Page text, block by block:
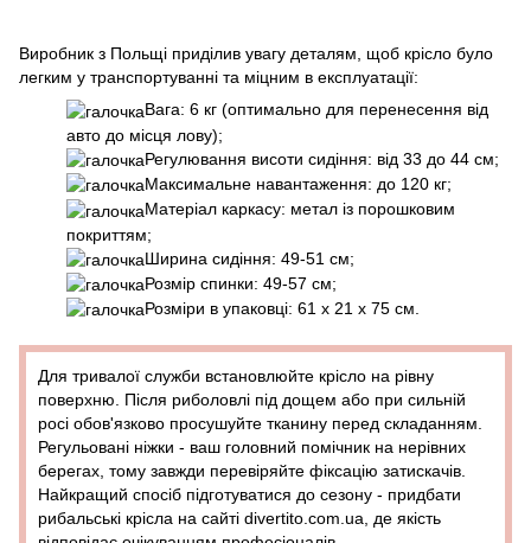
Виробник з Польщі приділив увагу деталям, щоб крісло було
легким у транспортуванні та міцним в експлуатації:
Вага: 6 кг (оптимально для перенесення від
авто до місця лову);
Регулювання висоти сидіння: від 33 до 44 см;
Максимальне навантаження: до 120 кг;
Матеріал каркасу: метал із порошковим
покриттям;
Ширина сидіння: 49-51 см;
Розмір спинки: 49-57 см;
Розміри в упаковці: 61 х 21 х 75 см.
Для тривалої служби встановлюйте крісло на рівну
поверхню. Після риболовлі під дощем або при сильній
росі обов'язково просушуйте тканину перед складанням.
Регульовані ніжки - ваш головний помічник на нерівних
берегах, тому завжди перевіряйте фіксацію затискачів.
Найкращий спосіб підготуватися до сезону - придбати
рибальські крісла на сайті divertito.com.ua, де якість